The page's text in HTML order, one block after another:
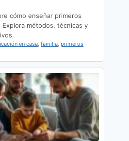
cómo enseñar primeros
Explora métodos, técnicas y
en casa,familia,primeros